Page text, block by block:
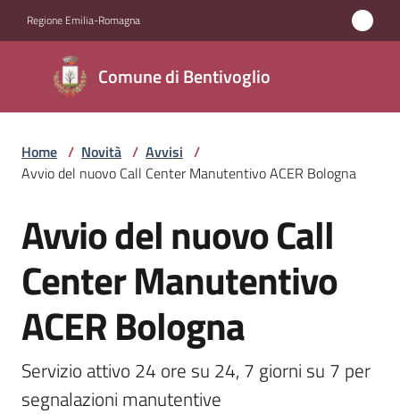
Regione Emilia-Romagna
Comune di Bentivoglio
Comune di
Bentivoglio
Amministrazione
Menu selezionato
Vivere
Bentivoglio
Home / Novità / Avvisi /
Avvio del nuovo Call Center Manutentivo ACER Bologna
Salta al contenuto
Avvio del nuovo Call
Center Manutentivo
ACER Bologna
Servizio attivo 24 ore su 24, 7 giorni su 7 per
segnalazioni manutentive